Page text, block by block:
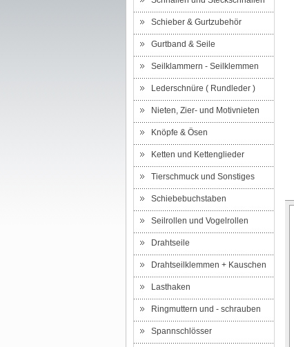
Schieber & Gurtzubehör
Gurtband & Seile
Seilklammern - Seilklemmen
Lederschnüre ( Rundleder )
Nieten, Zier- und Motivnieten
Knöpfe & Ösen
Ketten und Kettenglieder
Tierschmuck und Sonstiges
Schiebebuchstaben
Seilrollen und Vogelrollen
Drahtseile
Drahtseilklemmen + Kauschen
Lasthaken
Ringmuttern und - schrauben
Spannschlösser